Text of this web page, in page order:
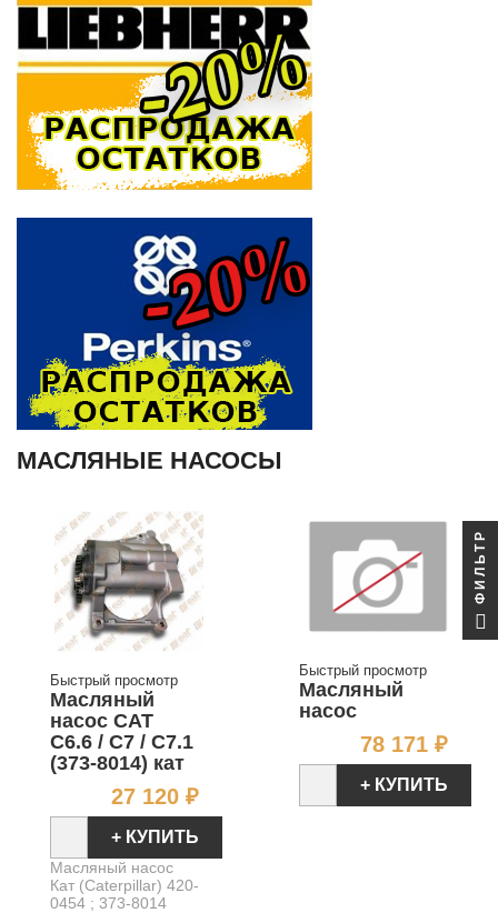
МАСЛЯНЫЕ НАСОСЫ
Быстрый просмотр
Масляный
насос CAT
C6.6 / C7 / C7.1
(373-8014) кат
27 120 ₽Цена
+ КУПИТЬ
Масляный насос
Кат (Caterpillar) 420-
0454 ; 373-8014
Быстрый просмотр
Масляный
насос
78 171 ₽
+ КУПИТЬ
ФИЛЬТР